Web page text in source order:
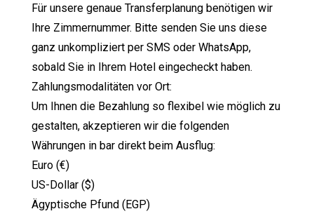
Für unsere genaue Transferplanung benötigen wir
Ihre Zimmernummer. Bitte senden Sie uns diese
ganz unkompliziert per SMS oder WhatsApp,
sobald Sie in Ihrem Hotel eingecheckt haben.
Zahlungsmodalitäten vor Ort:
Um Ihnen die Bezahlung so flexibel wie möglich zu
gestalten, akzeptieren wir die folgenden
Währungen in bar direkt beim Ausflug:
Euro (€)
US-Dollar ($)
Ägyptische Pfund (EGP)